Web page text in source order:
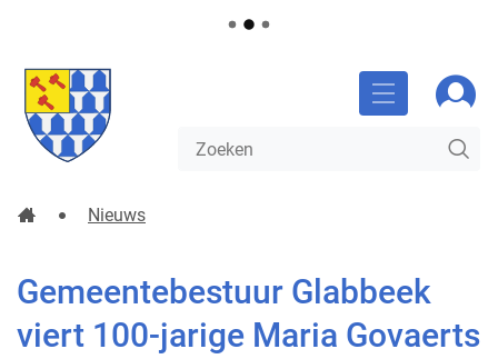
Gemeente
Glabbeek
MENU
Waarmee
kunnen
Startpagina
Nieuws
Gemeentebestuur Glabbeek
viert 100-jarige Maria Govaerts